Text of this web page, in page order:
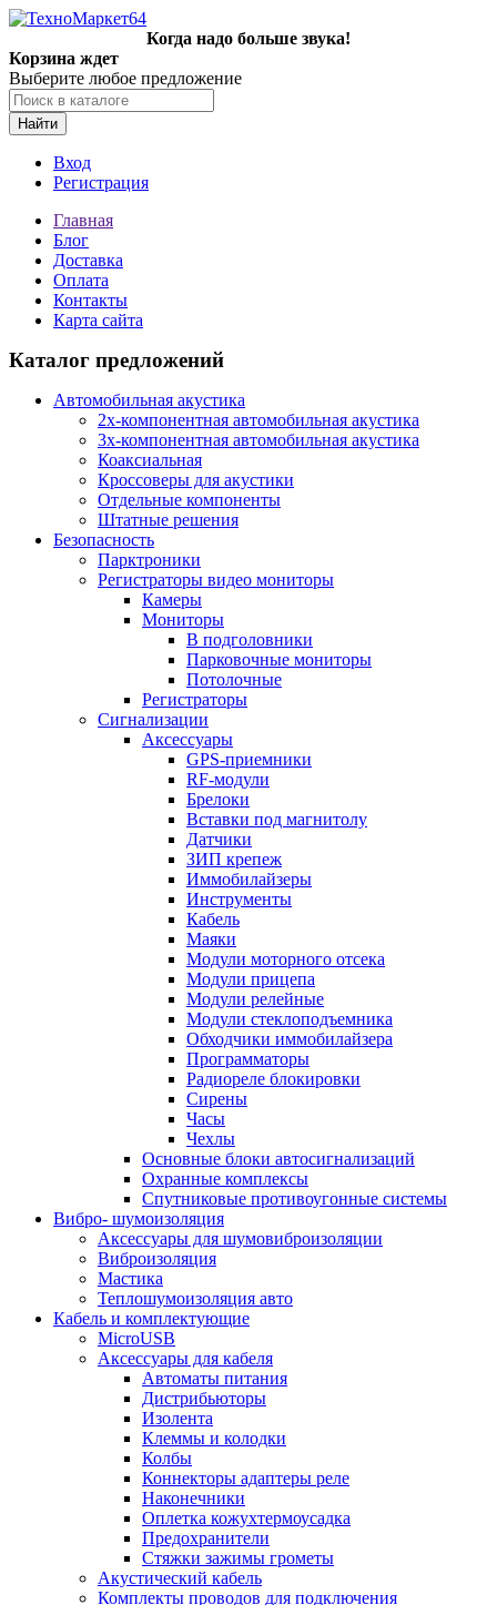
Когда надо больше звука!
Корзина ждет
Выберите любое предложение
Найти
Вход
Регистрация
Главная
Блог
Доставка
Оплата
Контакты
Карта сайта
Каталог предложений
Автомобильная акустика
2х-компонентная автомобильная акустика
3х-компонентная автомобильная акустика
Коаксиальная
Кроссоверы для акустики
Отдельные компоненты
Штатные решения
Безопасность
Парктроники
Регистраторы видео мониторы
Камеры
Мониторы
В подголовники
Парковочные мониторы
Потолочные
Регистраторы
Сигнализации
Аксессуары
GPS-приемники
RF-модули
Брелоки
Вставки под магнитолу
Датчики
ЗИП крепеж
Иммобилайзеры
Инструменты
Кабель
Маяки
Модули моторного отсека
Модули прицепа
Модули релейные
Модули стеклоподъемника
Обходчики иммобилайзера
Программаторы
Радиореле блокировки
Сирены
Часы
Чехлы
Основные блоки автосигнализаций
Охранные комплексы
Спутниковые противоугонные системы
Вибро- шумоизоляция
Аксессуары для шумовиброизоляции
Виброизоляция
Мастика
Теплошумоизоляция авто
Кабель и комплектующие
MicroUSB
Аксессуары для кабеля
Автоматы питания
Дистрибьюторы
Изолента
Клеммы и колодки
Колбы
Коннекторы адаптеры реле
Наконечники
Оплетка кожухтермоусадка
Предохранители
Стяжки зажимы грометы
Акустический кабель
Комплекты проводов для подключения